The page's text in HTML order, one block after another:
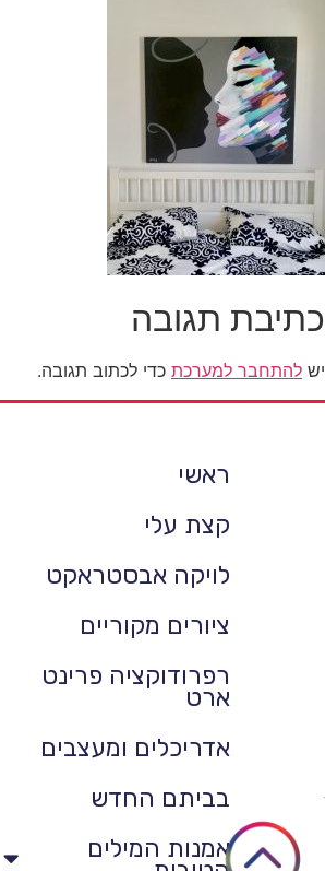
כתיבת תגובה
יש להתחבר למערכת כדי לכתוב תגובה.
ראשי
קצת עלי
לויקה אבסטראקט
ציורים מקוריים
רפרודוקציה פרינט
ארט
אדריכלים ומעצבים
בביתם החדש
אמנות המילים